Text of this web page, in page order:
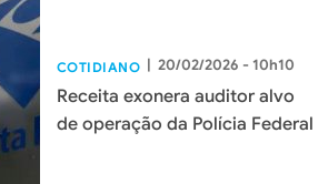
COTIDIANO | 20/02/2026 - 10h10
Receita exonera auditor alvo
de operação da Polícia Federal